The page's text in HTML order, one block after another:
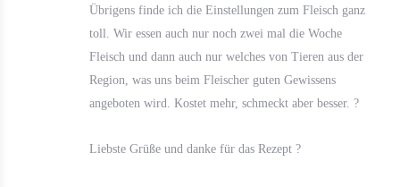
Übrigens finde ich die Einstellungen zum Fleisch ganz
toll. Wir essen auch nur noch zwei mal die Woche
Fleisch und dann auch nur welches von Tieren aus der
Region, was uns beim Fleischer guten Gewissens
angeboten wird. Kostet mehr, schmeckt aber besser. ?
Liebste Grüße und danke für das Rezept ?